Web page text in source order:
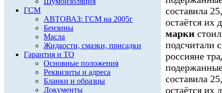
ГСМ
АВТОВАЗ: ГСМ на 2005г
Бензины
Масла
Жидкости, смазки, присадки
Гарантия и ТО
Основные положения
Реквизиты и адреса
Бланки и образцы
Документы
составила
остаётся их
марки
подсчитали
россияне
составила
остаётся их